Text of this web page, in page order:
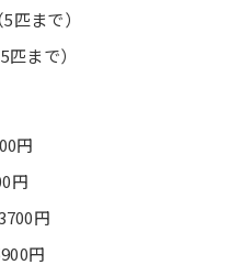
で）
まで）
円
円
円
円